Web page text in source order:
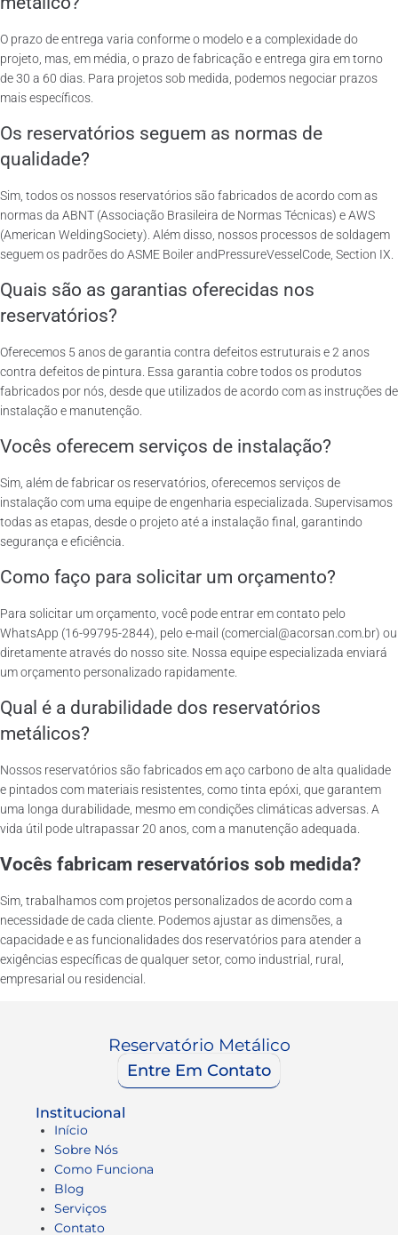
O prazo de entrega varia conforme o modelo e a complexidade do
projeto, mas, em média, o prazo de fabricação e entrega gira em torno
de 30 a 60 dias. Para projetos sob medida, podemos negociar prazos
mais específicos.
Os reservatórios seguem as normas de
qualidade?
Sim, todos os nossos reservatórios são fabricados de acordo com as
normas da ABNT (Associação Brasileira de Normas Técnicas) e AWS
(American WeldingSociety). Além disso, nossos processos de soldagem
seguem os padrões do ASME Boiler andPressureVesselCode, Section IX.
Quais são as garantias oferecidas nos
reservatórios?
Oferecemos 5 anos de garantia contra defeitos estruturais e 2 anos
contra defeitos de pintura. Essa garantia cobre todos os produtos
fabricados por nós, desde que utilizados de acordo com as instruções de
instalação e manutenção.
Vocês oferecem serviços de instalação?
Sim, além de fabricar os reservatórios, oferecemos serviços de
instalação com uma equipe de engenharia especializada. Supervisamos
todas as etapas, desde o projeto até a instalação final, garantindo
segurança e eficiência.
Como faço para solicitar um orçamento?
Para solicitar um orçamento, você pode entrar em contato pelo
WhatsApp (16-99795-2844), pelo e-mail (comercial@acorsan.com.br) ou
diretamente através do nosso site. Nossa equipe especializada enviará
um orçamento personalizado rapidamente.
Qual é a durabilidade dos reservatórios
metálicos?
Nossos reservatórios são fabricados em aço carbono de alta qualidade
e pintados com materiais resistentes, como tinta epóxi, que garantem
uma longa durabilidade, mesmo em condições climáticas adversas. A
vida útil pode ultrapassar 20 anos, com a manutenção adequada.
Vocês fabricam reservatórios sob medida?
Sim, trabalhamos com projetos personalizados de acordo com a
necessidade de cada cliente. Podemos ajustar as dimensões, a
capacidade e as funcionalidades dos reservatórios para atender a
exigências específicas de qualquer setor, como industrial, rural,
empresarial ou residencial.
Reservatório Metálico
Entre Em Contato
Institucional
Início
Sobre Nós
Como Funciona
Blog
Serviços
Contato